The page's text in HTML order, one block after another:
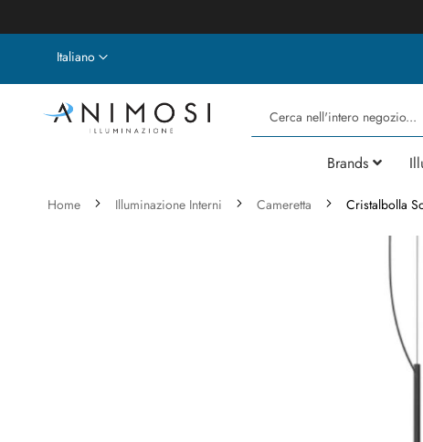
Lingua
Italiano
Cerca
Brands
Home Illuminazione Interni Cameretta Cristalbolla